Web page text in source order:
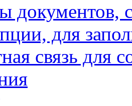
документов,
для
связь для